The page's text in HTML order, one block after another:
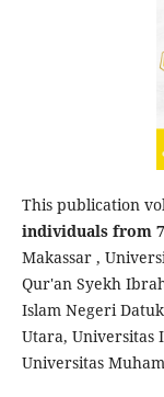
This publication
individuals from
Makassar ,
Qur'an Syekh
Islam Negeri
Utara, Universitas
Universitas